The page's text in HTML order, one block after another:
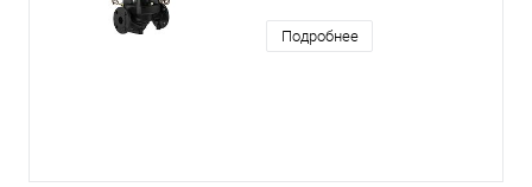
Подробнее